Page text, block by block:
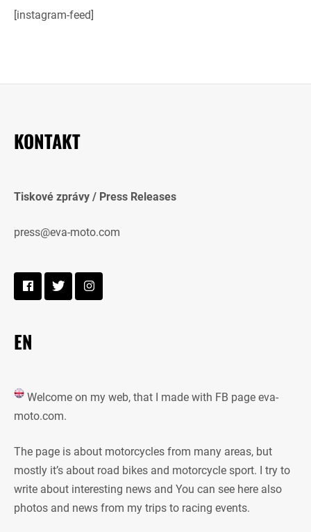
[instagram-feed]
KONTAKT
Tiskové zprávy / Press Releases
press@eva-moto.com
EN
Welcome on my web, that I made with FB page eva-
moto.com.
The page is about motorcycles from many areas, but
mostly it’s about road bikes and motorcycle sport. I try to
write about interesting news and You can see here also
photos and news from my trips to racing events.